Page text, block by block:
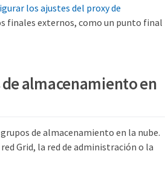
los ajustes del proxy de
finales externos, como un punto final
de almacenamiento en
de almacenamiento en la nube.
Grid, la red de administración o la